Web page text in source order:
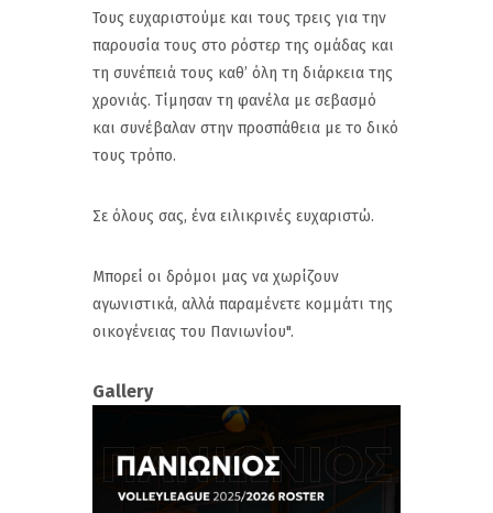
Τους ευχαριστούμε και τους τρεις για την
παρουσία τους στο ρόστερ της ομάδας και
τη συνέπειά τους καθ’ όλη τη διάρκεια της
χρονιάς. Τίμησαν τη φανέλα με σεβασμό
και συνέβαλαν στην προσπάθεια με το δικό
τους τρόπο.
Σε όλους σας, ένα ειλικρινές ευχαριστώ.
Μπορεί οι δρόμοι μας να χωρίζουν
αγωνιστικά, αλλά παραμένετε κομμάτι της
οικογένειας του Πανιωνίου".
Gallery